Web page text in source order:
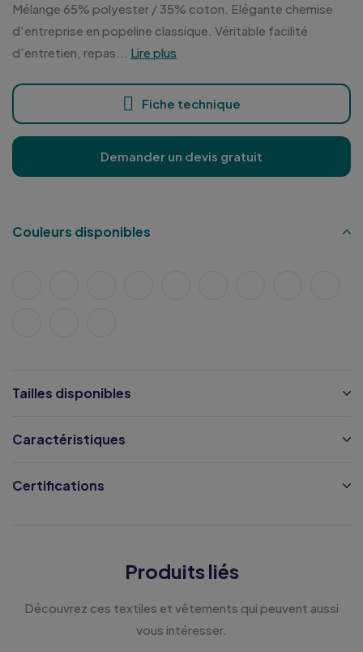
Mélange 65% polyester / 35% coton. Elégante chemise
d'entreprise en popeline classique. Véritable facilité
d'entretien, repas...
Lire plus
Fiche technique
Demander un devis gratuit
Couleurs disponibles
Tailles disponibles
Caractéristiques
Certifications
Produits liés
Découvrez ces textiles et vêtements qui peuvent aussi
vous intéresser.